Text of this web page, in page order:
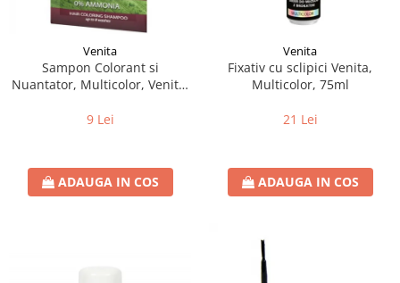
Venita
Sampon Colorant si
Nuantator, Multicolor, Venita,
9 Lei
ADAUGA IN COS
Venita
Fixativ cu sclipici Venita,
Multicolor, 75ml
21 Lei
ADAUGA IN COS